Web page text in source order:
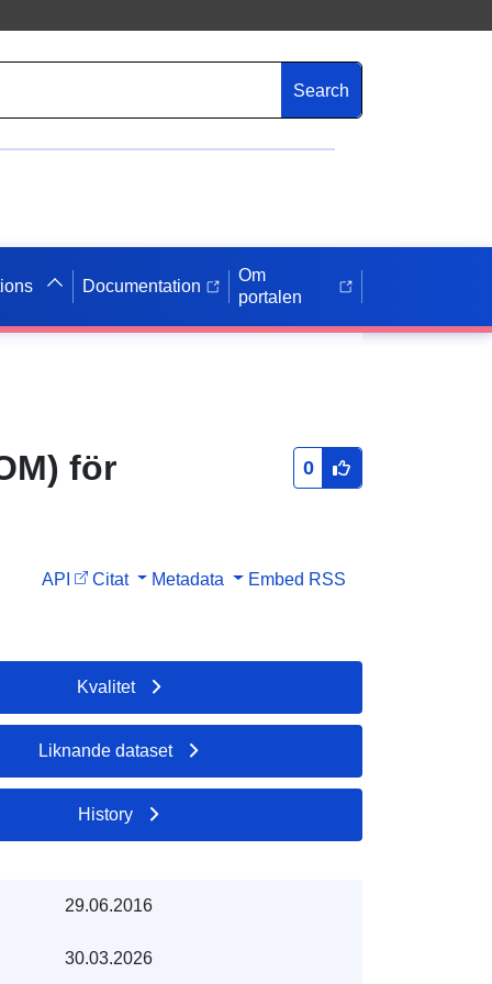
Search
Documentation
Om
portalen
för
0
API Citat Metadata Embed RSS
Kvalitet
Liknande dataset
History
29.06.2016
30.03.2026